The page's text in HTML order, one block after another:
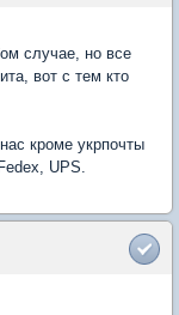
случае, но все
вот с тем кто
кроме укрпочты
UPS.